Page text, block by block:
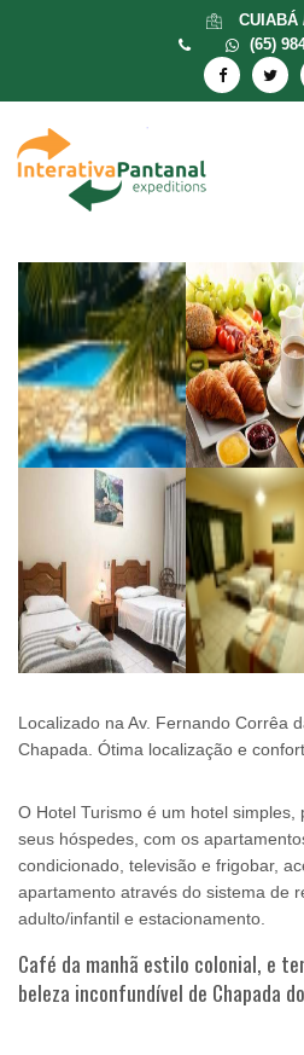
CUIABÁ
(65)
Localizado na Av. Fernando Corrêa
Chapada. Ótima localização e
O Hotel Turismo é um hotel
seus hóspedes, com os
condicionado, televisão e frigobar,
apartamento através do sistema de
adulto/infantil e estacionamento.
Café da manhã estilo colonial, e
beleza inconfundível de Chapada